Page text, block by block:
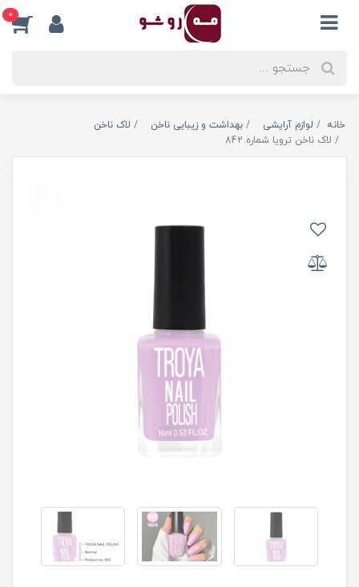
0
خانه لوازم آرایشی بهداشت و زیبایی ناخن
لاک ناخن
لاک ناخن ترویا شماره 842